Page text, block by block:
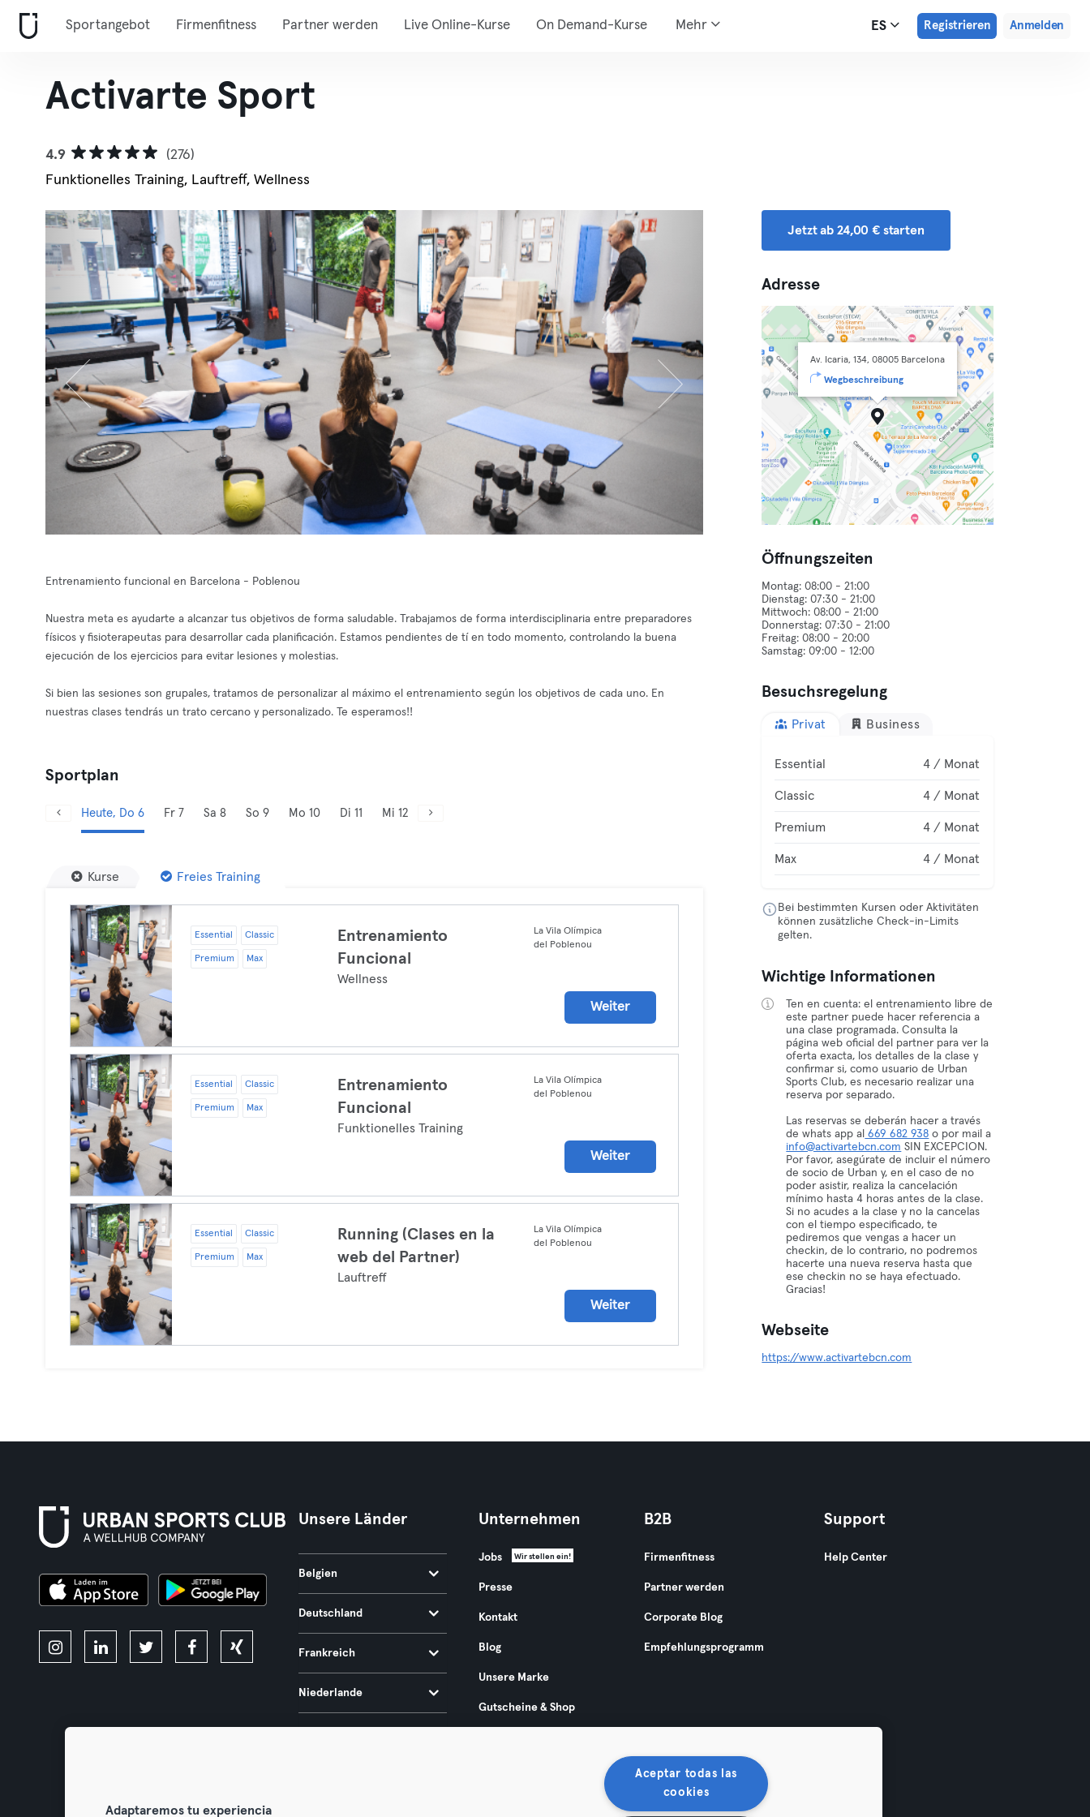
Sportangebot Firmenfitness Partner werden Live Online-Kurse On Demand-Kurse Mehr ES Registrieren Anmelden
Activarte Sport
4.9
(276)
Funktionelles Training, Lauftreff, Wellness
Entrenamiento funcional en Barcelona - Poblenou
Nuestra meta es ayudarte a alcanzar tus objetivos de forma saludable. Trabajamos de forma interdisciplinaria entre preparadores
físicos y fisioterapeutas para desarrollar cada planificación. Estamos pendientes de tí en todo momento, controlando la buena
ejecución de los ejercicios para evitar lesiones y molestias.
Si bien las sesiones son grupales, tratamos de personalizar al máximo el entrenamiento según los objetivos de cada uno. En
nuestras clases tendrás un trato cercano y personalizado. Te esperamos!!
Sportplan
Heute, Do 6 Fr 7 Sa 8 So 9 Mo 10 Di 11 Mi 12
Kurse Freies Training
Essential Classic
Premium Max
Entrenamiento
Funcional
Wellness
La Vila Olímpica
del Poblenou
Weiter
Essential Classic
Premium Max
Entrenamiento
Funcional
Funktionelles Training
La Vila Olímpica
del Poblenou
Weiter
Essential Classic
Premium Max
Running (Clases en la
web del Partner)
Lauftreff
La Vila Olímpica
del Poblenou
Weiter
Jetzt ab 24,00 € starten
Adresse
Av. Icaria, 134, 08005 Barcelona
Wegbeschreibung
Öffnungszeiten
Montag: 08:00 - 21:00
Dienstag: 07:30 - 21:00
Mittwoch: 08:00 - 21:00
Donnerstag: 07:30 - 21:00
Freitag: 08:00 - 20:00
Besuchsregelung
Privat Business
Essential 4 / Monat
Classic 4 / Monat
Premium 4 / Monat
Max 4 / Monat
Bei bestimmten Kursen oder Aktivitäten
können zusätzliche Check-in-Limits
gelten.
Wichtige Informationen
Ten en cuenta: el entrenamiento libre de
este partner puede hacer referencia a
una clase programada. Consulta la
página web oficial del partner para ver la
oferta exacta, los detalles de la clase y
confirmar si, como usuario de Urban
Sports Club, es necesario realizar una
reserva por separado.
Las reservas se deberán hacer a través
de whats app al 669 682 938 o por mail a
info@activartebcn.com SIN EXCEPCION.
Por favor, asegúrate de incluir el número
de socio de Urban y, en el caso de no
poder asistir, realiza la cancelación
mínimo hasta 4 horas antes de la clase.
Si no acudes a la clase y no la cancelas
con el tiempo especificado, te
pediremos que vengas a hacer un
checkin, de lo contrario, no podremos
hacerte una nueva reserva hasta que
ese checkin no se haya efectuado.
Gracias!
Webseite
https://www.activartebcn.com
Unsere Länder
Belgien
Deutschland
Frankreich
Niederlande
Unternehmen
Jobs Wir stellen ein!
Presse
Kontakt
Blog
Unsere Marke
Gutscheine & Shop
B2B
Firmenfitness
Partner werden
Corporate Blog
Empfehlungsprogramm
Support
Help Center
Adaptaremos tu experiencia
Aceptar todas las
cookies